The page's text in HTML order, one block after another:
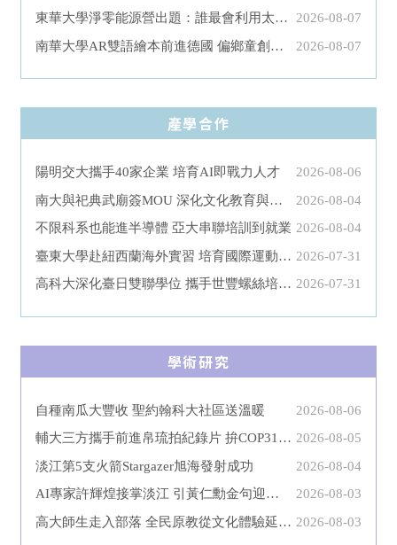
東華大學淨零能源營出題：誰最會利用太陽？
2026-08-07
南華大學AR雙語繪本前進德國 偏鄉童創意登國際
2026-08-07
產學合作
陽明交大攜手40家企業 培育AI即戰力人才
2026-08-06
南大與祀典武廟簽MOU 深化文化教育與地方創生
2026-08-04
不限科系也能進半導體 亞大串聯培訓到就業 2026-08-04
臺東大學赴紐西蘭海外實習 培育國際運動人才 2026-07-31
高科大深化臺日雙聯學位 攜手世豐螺絲培育國際人才 2026-07-31
學術研究
自種南瓜大豐收 聖約翰科大社區送溫暖
2026-08-06
輔大三方攜手前進帛琉拍紀錄片 拚COP31發表 2026-08-05
淡江第5支火箭Stargazer旭海發射成功
2026-08-04
AI專家許輝煌接掌淡江 引黃仁勳金句迎戰高教
2026-08-03
高大師生走入部落 全民原教從文化體驗延伸實踐 2026-08-03